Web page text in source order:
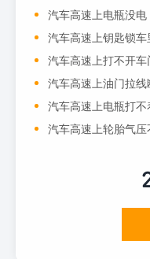
汽车高速上电瓶没电
汽车高速上钥匙锁车
汽车高速上打不开车
汽车高速上油门拉线
汽车高速上电瓶打不
汽车高速上轮胎气压